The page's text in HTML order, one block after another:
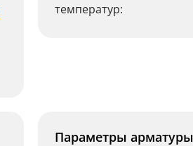
температур:
Параметры арматуры